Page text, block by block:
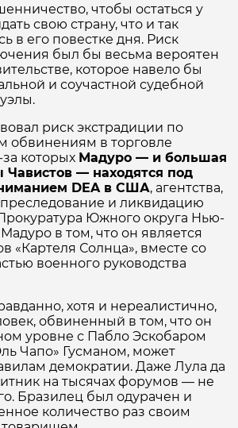
чтобы остаться у
свою страну, что и так
в его повестке дня. Риск
был бы весьма вероятен
которое навело бы
и соучастной судебной
риск экстрадиции по
обвинениям в торговле
которых Мадуро — и большая
Чавистов — находятся под
DEA в США, агентства,
и ликвидацию
Южного округа Нью-
в том, что он является
«Картеля Солнца», вместе со
военного руководства
хотя и нереалистично,
обвиненный в том, что он
уровне с Пабло Эскобаром
Чапо» Гусманом, может
демократии. Даже Лула да
на тысячах форумов — не
Бразилец был одурачен и
количество раз своим